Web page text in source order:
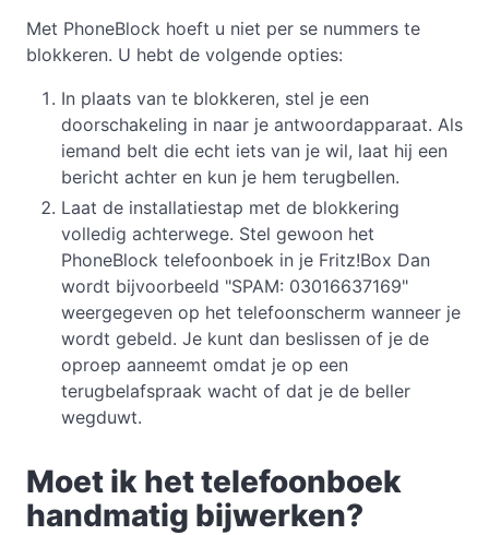
Met PhoneBlock hoeft u niet per se nummers te
blokkeren. U hebt de volgende opties:
In plaats van te blokkeren, stel je een
doorschakeling in naar je antwoordapparaat. Als
iemand belt die echt iets van je wil, laat hij een
bericht achter en kun je hem terugbellen.
Laat de installatiestap met de blokkering
volledig achterwege. Stel gewoon het
PhoneBlock telefoonboek in je Fritz!Box Dan
wordt bijvoorbeeld "SPAM: 03016637169"
weergegeven op het telefoonscherm wanneer je
wordt gebeld. Je kunt dan beslissen of je de
oproep aanneemt omdat je op een
terugbelafspraak wacht of dat je de beller
wegduwt.
Moet ik het telefoonboek
handmatig bijwerken?